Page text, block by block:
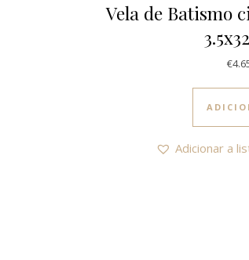
Vela de Batismo
€
Adicionar a